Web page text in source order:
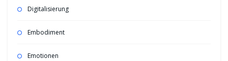
Digitalisierung
Embodiment
Emotionen